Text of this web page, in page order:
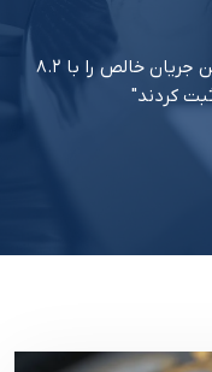
"پس‌اندازها در بانکهای برزیل بالاترین جریان خالص را با ۸.۲
کردند"